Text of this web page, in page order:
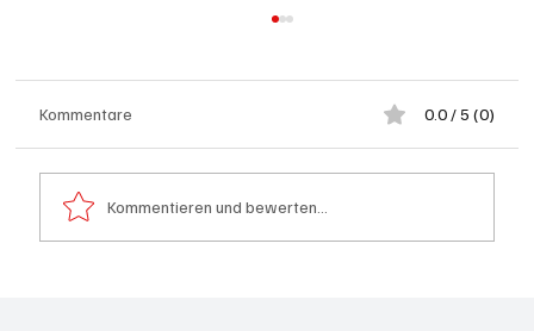
Kommentare 0.0 / 5 (0)
Kommentieren und bewerten...